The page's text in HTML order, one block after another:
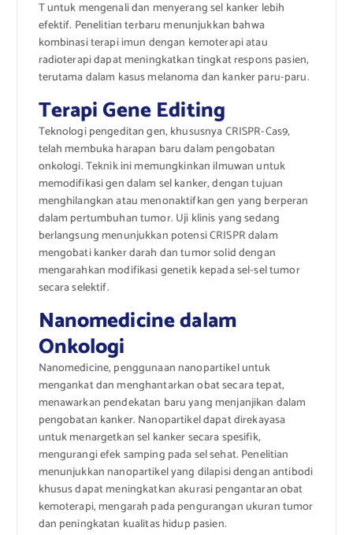
T untuk mengenali dan menyerang sel kanker lebih
efektif. Penelitian terbaru menunjukkan bahwa
kombinasi terapi imun dengan kemoterapi atau
radioterapi dapat meningkatkan tingkat respons pasien,
terutama dalam kasus melanoma dan kanker paru-paru.
Terapi Gene Editing
Teknologi pengeditan gen, khususnya CRISPR-Cas9,
telah membuka harapan baru dalam pengobatan
onkologi. Teknik ini memungkinkan ilmuwan untuk
memodifikasi gen dalam sel kanker, dengan tujuan
menghilangkan atau menonaktifkan gen yang berperan
dalam pertumbuhan tumor. Uji klinis yang sedang
berlangsung menunjukkan potensi CRISPR dalam
mengobati kanker darah dan tumor solid dengan
mengarahkan modifikasi genetik kepada sel-sel tumor
secara selektif.
Nanomedicine dalam
Onkologi
Nanomedicine, penggunaan nanopartikel untuk
mengankat dan menghantarkan obat secara tepat,
menawarkan pendekatan baru yang menjanjikan dalam
pengobatan kanker. Nanopartikel dapat direkayasa
untuk menargetkan sel kanker secara spesifik,
mengurangi efek samping pada sel sehat. Penelitian
menunjukkan nanopartikel yang dilapisi dengan antibodi
khusus dapat meningkatkan akurasi pengantaran obat
kemoterapi, mengarah pada pengurangan ukuran tumor
dan peningkatan kualitas hidup pasien.